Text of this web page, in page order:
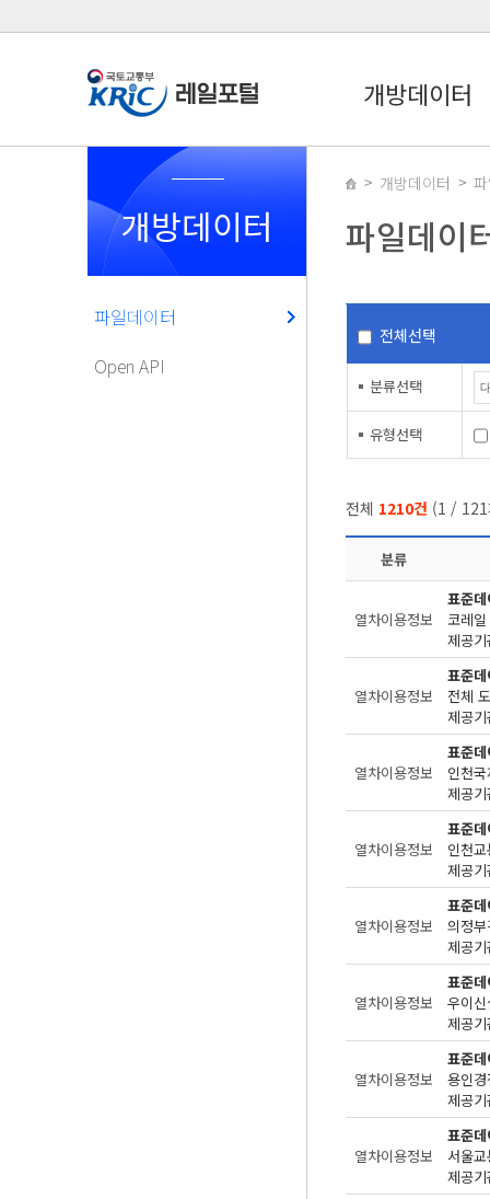
개방데이터
개방데이터
파일데이터
Open API
개방데이터
파일데이
전체선택
분류선택
유형선택
전체 1210건 (1 / 121
분류
열차이용정보
표준
코레
제공
열차이용정보
표준
전체
제공
열차이용정보
표준
인천
제공
열차이용정보
표준
인천
제공
열차이용정보
표준
의정
제공
열차이용정보
표준
우이
제공
열차이용정보
표준
용인
제공
열차이용정보
표준
서울
제공